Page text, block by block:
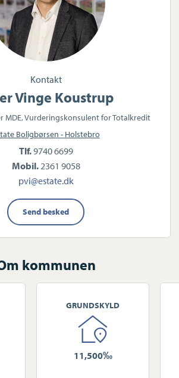
Kontakt
Vinge Koustrup
MDE, Vurderingskonsulent for Totalkredit
Boligbørsen - Holstebro
Tlf.9740 6699
Mobil.2361 9058
pvi@estate.dk
Send besked
kommunen
GRUNDSKYLD
11,500‰